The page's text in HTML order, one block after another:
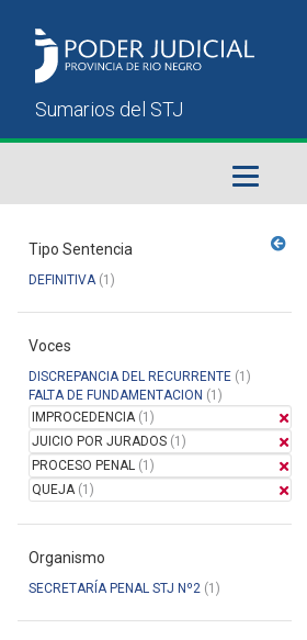
Sumarios del STJ
Manual del Usuario
Tipo Sentencia
DEFINITIVA(1)
Voces
DISCREPANCIA DEL RECURRENTE (1)
FALTA DE FUNDAMENTACION (1)
IMPROCEDENCIA(1)
JUICIO POR JURADOS (1)
PROCESO PENAL (1)
QUEJA(1)
Organismo
SECRETARÍA PENAL STJ Nº2 (1)